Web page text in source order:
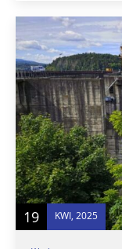
19 KWI, 2025